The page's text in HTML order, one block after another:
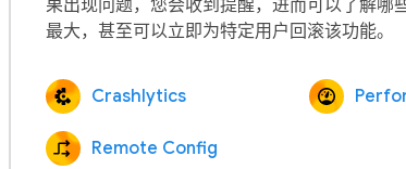
果出现问题，您会收到提醒，进而可以了解哪
Crashlytics
Remote Config